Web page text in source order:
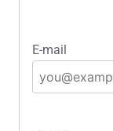
E-mail